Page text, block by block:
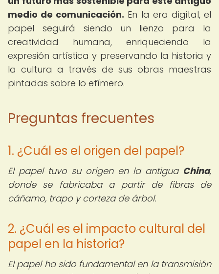
medio de comunicación. En la era digital, el
papel seguirá siendo un lienzo para la
creatividad humana, enriqueciendo la
expresión artística y preservando la historia y
la cultura a través de sus obras maestras
pintadas sobre lo efímero.
Preguntas frecuentes
1. ¿Cuál es el origen del papel?
El papel tuvo su origen en la antigua China,
donde se fabricaba a partir de fibras de
cáñamo, trapo y corteza de árbol.
2. ¿Cuál es el impacto cultural del
papel en la historia?
El papel ha sido fundamental en la transmisión